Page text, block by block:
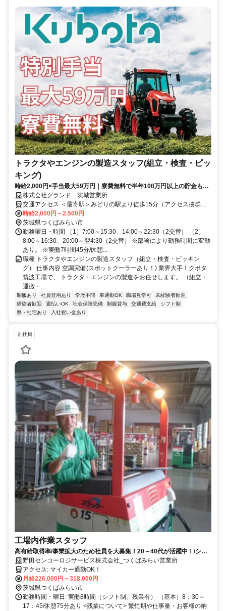
トラクタやエンジンの製造スタッフ(組立・検査・ピッ
キング)
時給2,000円×手当最大59万円｜寮費無料で半年100万円以上の貯金も目
指せるクボタの製造スタッフ
株式会社グランド 茨城営業所
交通アクセス ＜最寄駅＞みどりの駅より徒歩15分（アクセス抜群！
） ※マイカー通勤も可能です。 ★近隣市町村以外からも、無料の寮
を利用し多数勤務中！
時給2,000円～2,500円
茨城県つくばみらい市
勤務曜日・時間 ［1］7:00～15:30、14:00～22:30（2交替） ［2］
8:00～16:30、20:00～翌4:30（2交替） ※部署により勤務時間に変動
あり。 ※実働7時間45分/休憩...
職種 トラクタやエンジンの製造スタッフ（組立・検査・ピッキン
グ） 仕事内容 空調完備(スポットクーラーあり！) 業界大手！クボタ
筑波工場で、 トラクタ・エンジンの製造をお任せします。 （組立・
運搬・...
制服あり 社員登用あり 学歴不問 車通勤OK 職場見学可
未経験者歓迎
経験者歓迎
週払いOK 社会保険完備 制服貸与 交通費支給
シフト制
寮・社宅あり
入社祝い金あり
正社員
工場内作業スタッフ
高有給取得率/事業拡大のため社員を大募集！20～40代が活躍中！/シニ
ア可野田センコーロジサービス株式会社_つくばみらい営業所
アクセス: マイカー通勤OK！
月給226,000円～318,000円
茨城県つくばみらい市
勤務時間・曜日: 実働8時間（シフト制、残業有） （基本）8：30～
17：45/休憩75分あり <残業について> 繁忙期や仕事量・お客様の納